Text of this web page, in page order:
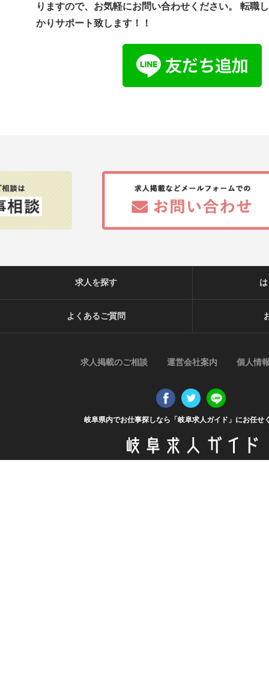
りますので、お気軽にお問い合わせください。 転職
かりサポート致します！！
岐阜県内でお仕事探しなら「岐阜求人ガイド」にお任せ
求人を探す
よくあるご質問
求人掲載のご相談 運営会社案内 個人情